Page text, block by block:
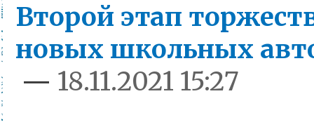
Второй этап
новых школьных
— 18.11.2021 15:27